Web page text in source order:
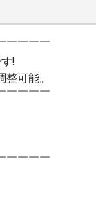
￣￣￣￣
!
可能。
￣￣￣￣
￣￣￣￣